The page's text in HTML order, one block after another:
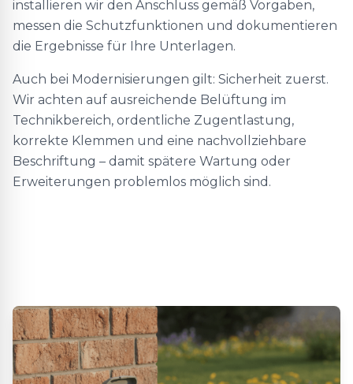
installieren wir den Anschluss gemäß Vorgaben,
messen die Schutzfunktionen und dokumentieren
die Ergebnisse für Ihre Unterlagen.
Auch bei Modernisierungen gilt: Sicherheit zuerst.
Wir achten auf ausreichende Belüftung im
Technikbereich, ordentliche Zugentlastung,
korrekte Klemmen und eine nachvollziehbare
Beschriftung – damit spätere Wartung oder
Erweiterungen problemlos möglich sind.